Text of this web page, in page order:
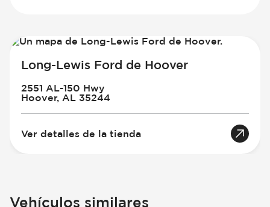
Long-Lewis Ford de Hoover
2551 AL-150 Hwy
Hoover, AL 35244
Ver detalles de la tienda
Vehículos similares